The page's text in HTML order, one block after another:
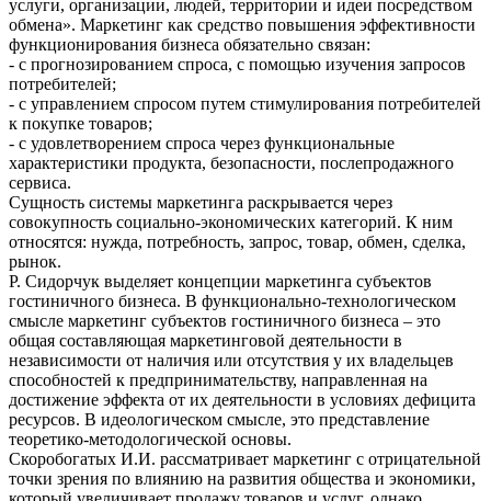
услуги, организации, людей, территории и идеи посредством
обмена». Маркетинг как средство повышения эффективности
функционирования бизнеса обязательно связан:
- с прогнозированием спроса, с помощью изучения запросов
потребителей;
- с управлением спросом путем стимулирования потребителей
к покупке товаров;
- с удовлетворением спроса через функциональные
характеристики продукта, безопасности, послепродажного
сервиса.
Сущность системы маркетинга раскрывается через
совокупность социально-экономических категорий. К ним
относятся: нужда, потребность, запрос, товар, обмен, сделка,
рынок.
Р. Сидорчук выделяет концепции маркетинга субъектов
гостиничного бизнеса. В функционально-технологическом
смысле маркетинг субъектов гостиничного бизнеса – это
общая составляющая маркетинговой деятельности в
независимости от наличия или отсутствия у их владельцев
способностей к предпринимательству, направленная на
достижение эффекта от их деятельности в условиях дефицита
ресурсов. В идеологическом смысле, это представление
теоретико-методологической основы.
Скоробогатых И.И. рассматривает маркетинг с отрицательной
точки зрения по влиянию на развития общества и экономики,